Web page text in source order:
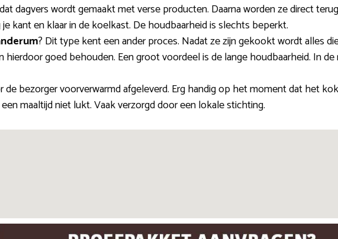
dagvers wordt gemaakt met verse producten. Daarna worden ze direct
kant en klaar in de koelkast. De houdbaarheid is slechts beperkt.
? Dit type kent een ander proces. Nadat ze zijn gekookt wordt alles
hierdoor goed behouden. Een groot voordeel is de lange houdbaarheid. In de
de bezorger voorverwarmd afgeleverd. Erg handig op het moment dat het
maaltijd niet lukt. Vaak verzorgd door een lokale stichting.